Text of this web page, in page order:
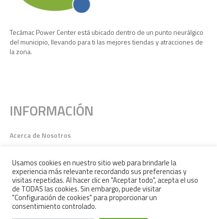
Tecámac Power Center está ubicado dentro de un punto neurálgico
del municipio, llevando para ti las mejores tiendas y atracciones de
la zona.
INFORMACIÓN
Acerca de Nosotros
Google Maps
Usamos cookies en nuestro sitio web para brindarle la
experiencia más relevante recordando sus preferencias y
visitas repetidas. Al hacer clic en "Aceptar todo", acepta el uso
de TODAS las cookies. Sin embargo, puede visitar
"Configuración de cookies" para proporcionar un
consentimiento controlado.